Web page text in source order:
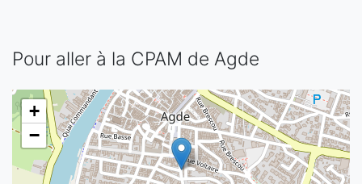
Pour aller à la CPAM de Agde
+
−